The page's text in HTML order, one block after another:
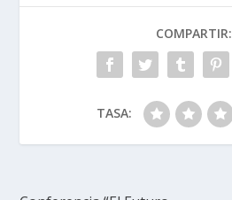
COMPARTIR:
TASA: